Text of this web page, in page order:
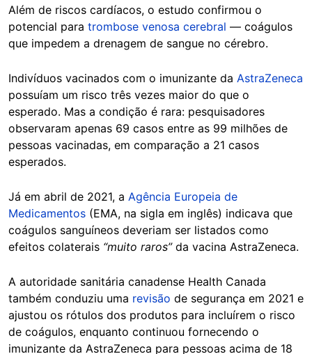
Além de riscos cardíacos, o estudo confirmou o
potencial para trombose venosa cerebral — coágulos
que impedem a drenagem de sangue no cérebro.
Indivíduos vacinados com o imunizante da AstraZeneca
possuíam um risco três vezes maior do que o
esperado. Mas a condição é rara: pesquisadores
observaram apenas 69 casos entre as 99 milhões de
pessoas vacinadas, em comparação a 21 casos
esperados.
Já em abril de 2021, a Agência Europeia de
Medicamentos (EMA, na sigla em inglês) indicava que
coágulos sanguíneos deveriam ser listados como
efeitos colaterais “muito raros”da vacina AstraZeneca.
A autoridade sanitária canadense Health Canada
também conduziu uma revisão de segurança em 2021 e
ajustou os rótulos dos produtos para incluírem o risco
de coágulos, enquanto continuou fornecendo o
imunizante da AstraZeneca para pessoas acima de 18